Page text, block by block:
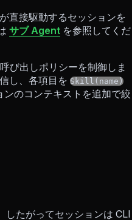
が直接駆動するセッションを
サブ Agent を参照してくだ
び出しポリシーを制御しま
し、各項目を Skill(name)
のコンテキストを追加で絞
したがってセッションは CLI